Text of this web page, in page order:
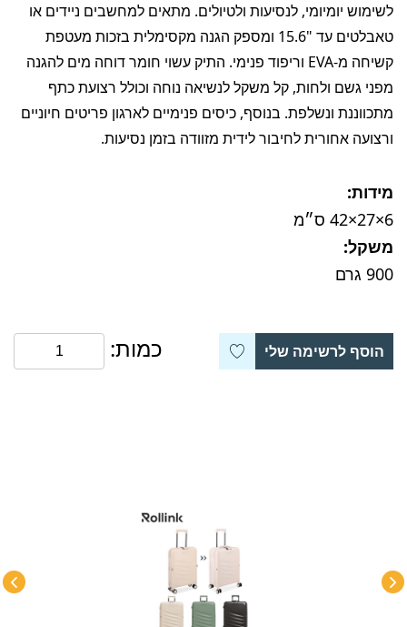
לשימוש יומיומי, לנסיעות ולטיולים. מתאים למחשבים ניידים או
טאבלטים עד ‎15.6"‎ ומספק הגנה מקסימלית בזכות מעטפת
קשיחה מ-EVA וריפוד פנימי. התיק עשוי חומר דוחה מים להגנה
מפני גשם ולחות, קל משקל לנשיאה נוחה וכולל רצועת כתף
מתכווננת ונשלפת. בנוסף, כיסים פנימיים לארגון פריטים חיוניים
ורצועה אחורית לחיבור לידית מזוודה בזמן נסיעות.
מידות:
‎42×27×6 ס״מ
משקל:
‎900 גרם
הוסף לרשימה שלי כמות: